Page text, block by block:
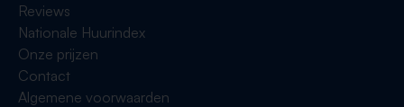
Reviews
Nationale Huurindex
Onze prijzen
Contact
Algemene voorwaarden